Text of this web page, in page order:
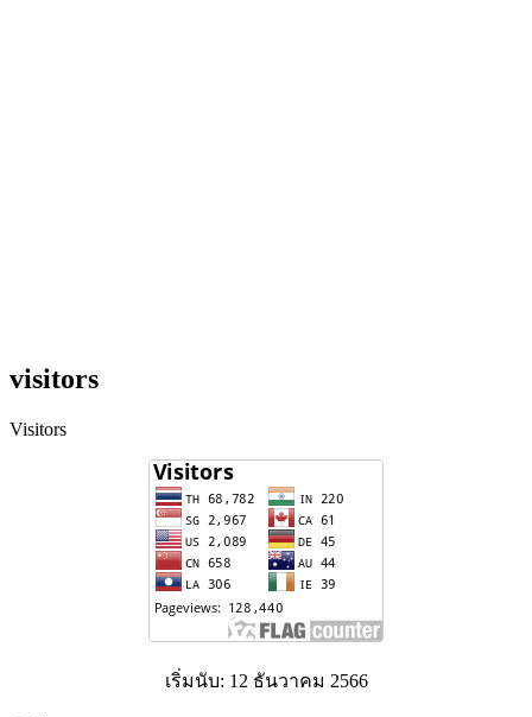
visitors
Visitors
เริ่มนับ: 12 ธันวาคม 2566